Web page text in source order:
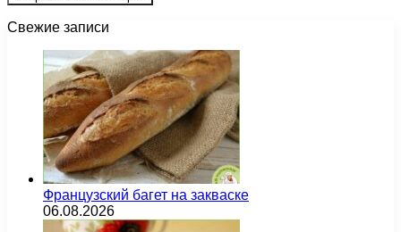
Свежие записи
Французский багет на закваске
06.08.2026